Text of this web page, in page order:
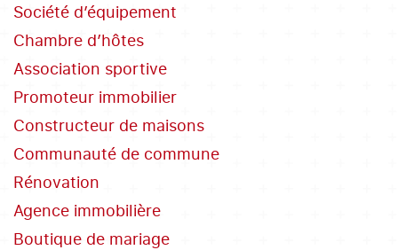
Société d’équipement
Chambre d’hôtes
Association sportive
Promoteur immobilier
Constructeur de maisons
Communauté de commune
Rénovation
Agence immobilière
Boutique de mariage